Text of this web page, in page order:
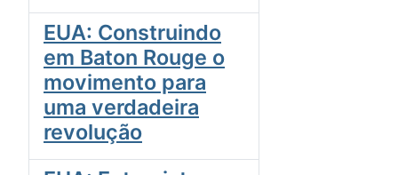
EUA: Construindo
em Baton Rouge o
movimento para
uma verdadeira
revolução